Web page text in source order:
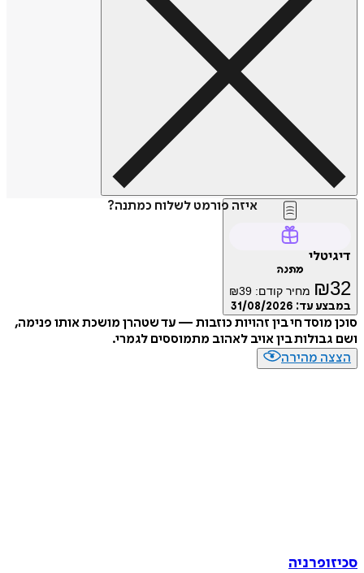
איזה פורמט לשלוח כמתנה?
₪ מחיר קודם: ₪39
עד:31/08/2026
מוסד חי בין זהויות כוזבות — עד שטהרן מושכת אותו פנימה,
בין אויב לאהוב מתמוססים לגמרי.
מהירה